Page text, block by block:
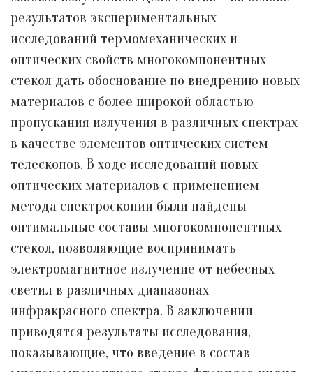
результатов экспериментальных
исследований термомеханических и
оптических свойств многокомпонентных
стекол дать обоснование по внедрению новых
материалов с более широкой областью
пропускания излучения в различных спектрах
в качестве элементов оптических систем
телескопов. В ходе исследований новых
оптических материалов с применением
метода спектроскопии были найдены
оптимальные составы многокомпонентных
стекол, позволяющие воспринимать
электромагнитное излучение от небесных
светил в различных диапазонах
инфракрасного спектра. В заключении
приводятся результаты исследования,
показывающие, что введение в состав